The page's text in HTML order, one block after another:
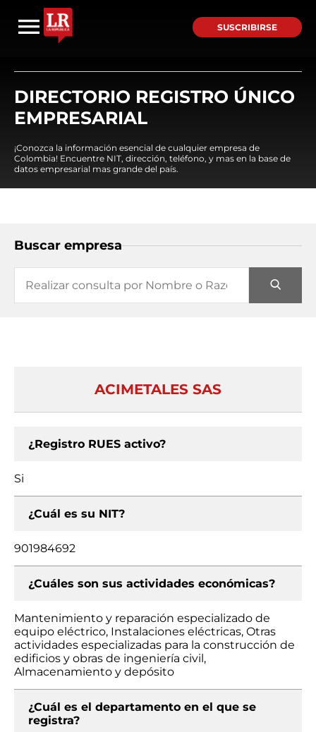
SUSCRIBIRSE
DIRECTORIO REGISTRO ÚNICO
EMPRESARIAL
¡Conozca la información esencial de cualquier empresa de
Colombia! Encuentre NIT, dirección, teléfono, y mas en la base de
datos empresarial mas grande del país.
Buscar empresa
ACIMETALES SAS
¿Registro RUES activo?
Si
¿Cuál es su NIT?
901984692
¿Cuáles son sus actividades económicas?
Mantenimiento y reparación especializado de
equipo eléctrico, Instalaciones eléctricas, Otras
actividades especializadas para la construcción de
edificios y obras de ingeniería civil,
Almacenamiento y depósito
¿Cuál es el departamento en el que se
registra?